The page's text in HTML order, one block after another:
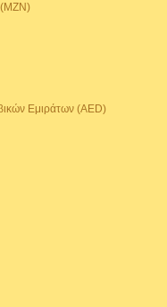
Εμιράτων (AED)